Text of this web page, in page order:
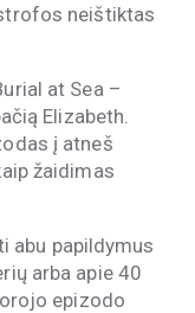
neištiktas
at Sea –
Elizabeth.
į atneš
žaidimas
abu papildymus
arba apie 40
epizodo